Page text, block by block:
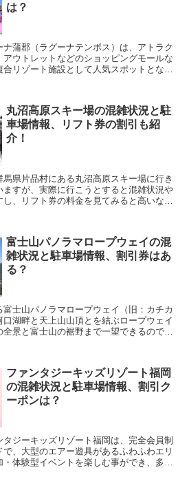
は？
蒲郡（ラグーナテンボス）は、アトラク
ウトレットなどのショッピングモールな
リゾート施設として人気スポットとなっ
丸沼高原スキー場の混雑状況と駐
車場情報、リフト券の割引も紹
介！
県片品村にある丸沼高原スキー場に行き
すが、実際に行こうとすると混雑状況や
、リフト券の料金を見てみると高いなぁ
富士山パノラマロープウェイの混
雑状況と駐車場情報、割引券はあ
る？
士山パノラマロープウェイ（旧：カチカ
湖畔と天上山山頂とを結ぶロープウェイ
景と富士山の裾野まで一望できるので、
ファンタジーキッズリゾート福岡
の混雑状況と駐車場情報、割引ク
ーポンは？
ジーキッズリゾート福岡は、完全会員制
、大型のエアー遊具があるふわふわエリ
体験型イベントを楽しむ事ができ、多く